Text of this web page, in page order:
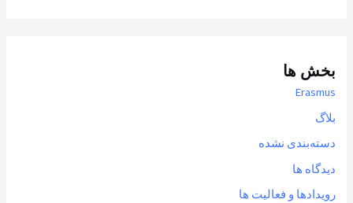
بخش ها
Erasmus
بلاگ
دسته‌بندی نشده
دیدگاه ها
رویدادها و فعالیت ها